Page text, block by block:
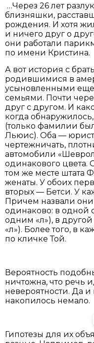
…Через 26 лет
близняшки,
рождения. И хотя
и ничего друг о
они работали
по имени Кристина.
А вот история с
родившимися в
усыновленными еще
семьями. Почти
друг с другом. И
когда
(только фамилии
Льюис). Оба —
чертежничать,
автомобили
одинакового цвета.
том же месте штата
женаты. У обоих
вторых — Бетси. У
Причем назвали
одинаково: в
одним «л»), в
«л»). Более того, в
по кличке Той.
Вероятность
ничтожна, что речь
невероятности. Да
накопилось немало.
Гипотезы для их